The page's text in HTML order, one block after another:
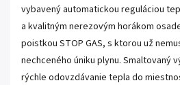
vybavený automatickou reguláciou
a kvalitným nerezovým horákom
poistkou STOP GAS, s ktorou už
nechceného úniku plynu. Smaltovaný
rýchle odovzdávanie tepla do